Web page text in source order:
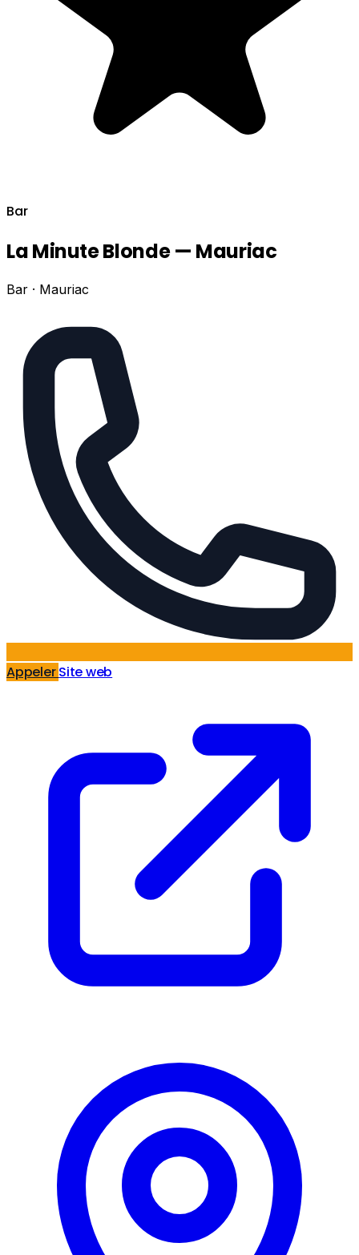
Bar
La Minute Blonde — Mauriac
Bar · Mauriac
AppelerSite web